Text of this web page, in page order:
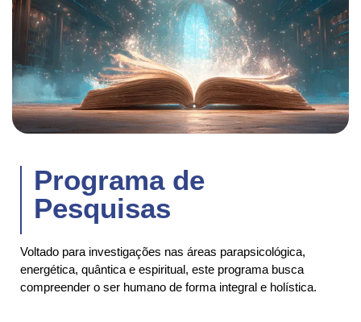
Programa de
Pesquisas
Voltado para investigações nas áreas parapsicológica,
energética, quântica e espiritual, este programa busca
compreender o ser humano de forma integral e holística.